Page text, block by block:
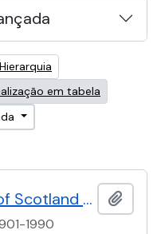
Hierarquia
em tabela
Edinburgh and the East of Scotland College of Agriculture (EESCA)
1990